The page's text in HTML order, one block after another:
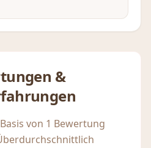
&
von 1 Bewertung